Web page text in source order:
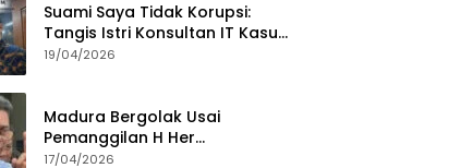
Suami Saya Tidak Korupsi:
Tangis Istri Konsultan IT Kasus
Nadiem Dituntut 22,5 Tahun
19/04/2026
Madura Bergolak Usai
Pemanggilan H Her
Pamekasan, Faizal Assegaf
17/04/2026